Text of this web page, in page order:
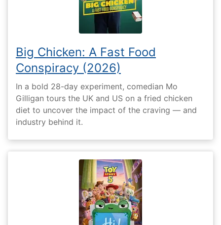
Big Chicken: A Fast Food
Conspiracy (2026)
In a bold 28-day experiment, comedian Mo
Gilligan tours the UK and US on a fried chicken
diet to uncover the impact of the craving — and
industry behind it.